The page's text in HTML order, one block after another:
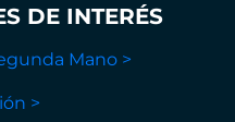
DE INTERÉS
Mano >
>